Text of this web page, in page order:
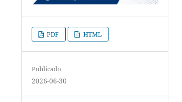
PDF HTML
Publicado
2026-06-30